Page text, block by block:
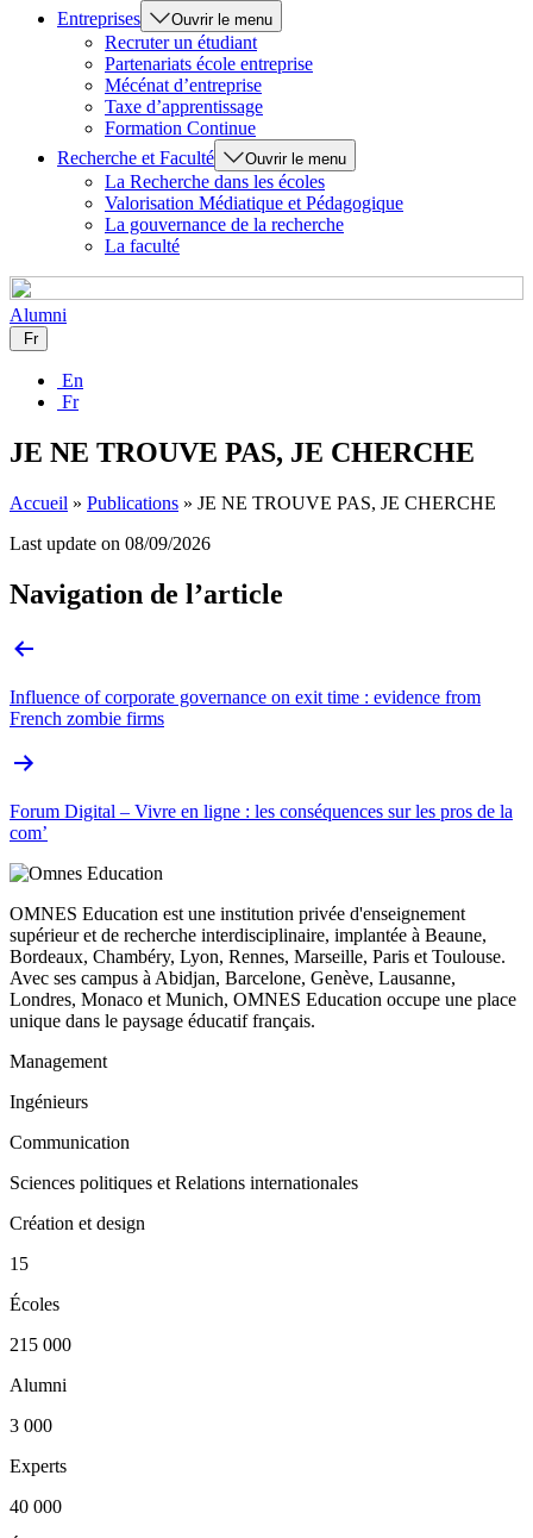
Entreprises
Ouvrir le menu
Recruter un étudiant
Partenariats école entreprise
Mécénat d’entreprise
Taxe d’apprentissage
Formation Continue
Recherche et Faculté
Ouvrir le menu
La Recherche dans les écoles
Valorisation Médiatique et Pédagogique
La gouvernance de la recherche
La faculté
Alumni
Fr
En
Fr
JE NE TROUVE PAS, JE CHERCHE
Accueil » Publications » JE NE TROUVE PAS, JE CHERCHE
Last update on 08/09/2026
Navigation de l’article
Influence of corporate governance on exit time : evidence from
French zombie firms
Forum Digital – Vivre en ligne : les conséquences sur les pros de la
com’
OMNES Education est une institution privée d'enseignement
supérieur et de recherche interdisciplinaire, implantée à Beaune,
Bordeaux, Chambéry, Lyon, Rennes, Marseille, Paris et Toulouse.
Avec ses campus à Abidjan, Barcelone, Genève, Lausanne,
Londres, Monaco et Munich, OMNES Education occupe une place
unique dans le paysage éducatif français.
Management
Ingénieurs
Communication
Sciences politiques et Relations internationales
Création et design
15
Écoles
215 000
Alumni
3 000
Experts
40 000